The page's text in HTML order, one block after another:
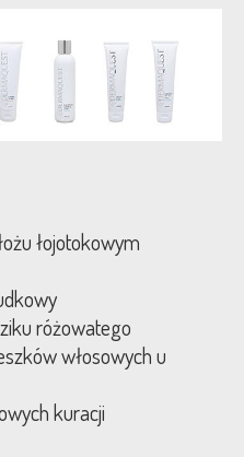
łojotokowym
różowatego
włosowych u
kuracji